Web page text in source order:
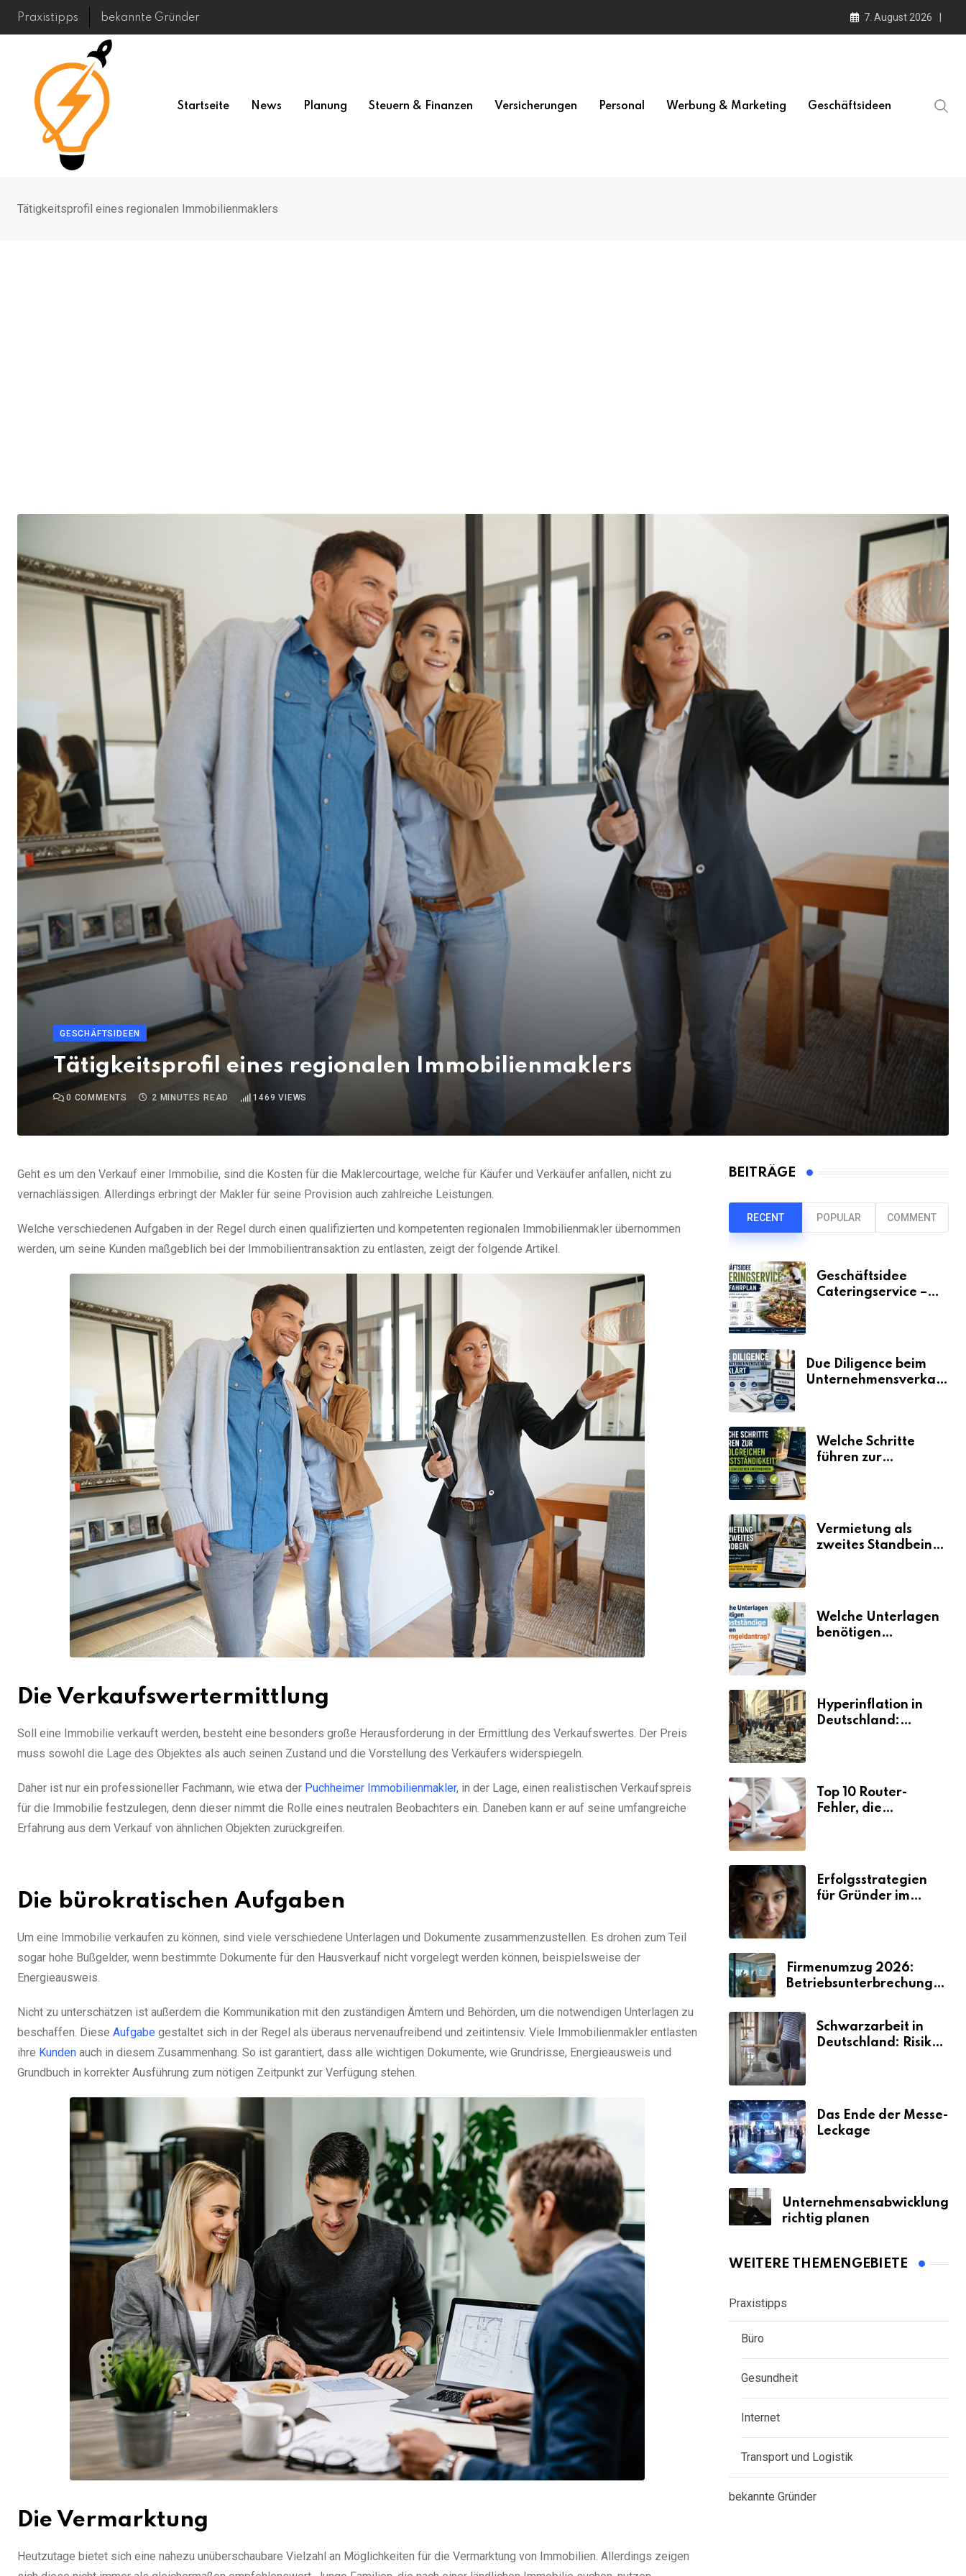
Skip
Praxistipps bekannte Gründer 7. August 2026
Startseite News Planung Steuern & Finanzen Versicherungen Personal Werbung & Marketing Geschäftsideen
Tätigkeitsprofil eines regionalen Immobilienmaklers
GESCHÄFTSIDEEN
Tätigkeitsprofil eines regionalen Immobilienmaklers
0 COMMENTS 2 MINUTES READ 1469 VIEWS
Geht es um den Verkauf einer Immobilie, sind die Kosten für die Maklercourtage, welche für Käufer und Verkäufer anfallen, nicht zu
vernachlässigen. Allerdings erbringt der Makler für seine Provision auch zahlreiche Leistungen.
Welche verschiedenen Aufgaben in der Regel durch einen qualifizierten und kompetenten regionalen Immobilienmakler übernommen
werden, um seine Kunden maßgeblich bei der Immobilientransaktion zu entlasten, zeigt der folgende Artikel.
Die Verkaufswertermittlung
Soll eine Immobilie verkauft werden, besteht eine besonders große Herausforderung in der Ermittlung des Verkaufswertes. Der Preis
muss sowohl die Lage des Objektes als auch seinen Zustand und die Vorstellung des Verkäufers widerspiegeln.
Daher ist nur ein professioneller Fachmann, wie etwa der Puchheimer Immobilienmakler, in der Lage, einen realistischen Verkaufspreis
für die Immobilie festzulegen, denn dieser nimmt die Rolle eines neutralen Beobachters ein. Daneben kann er auf seine umfangreiche
Erfahrung aus dem Verkauf von ähnlichen Objekten zurückgreifen.
Die bürokratischen Aufgaben
Um eine Immobilie verkaufen zu können, sind viele verschiedene Unterlagen und Dokumente zusammenzustellen. Es drohen zum Teil
sogar hohe Bußgelder, wenn bestimmte Dokumente für den Hausverkauf nicht vorgelegt werden können, beispielsweise der
Energieausweis.
Nicht zu unterschätzen ist außerdem die Kommunikation mit den zuständigen Ämtern und Behörden, um die notwendigen Unterlagen zu
beschaffen. Diese Aufgabe gestaltet sich in der Regel als überaus nervenaufreibend und zeitintensiv. Viele Immobilienmakler entlasten
ihre Kunden auch in diesem Zusammenhang. So ist garantiert, dass alle wichtigen Dokumente, wie Grundrisse, Energieausweis und
Grundbuch in korrekter Ausführung zum nötigen Zeitpunkt zur Verfügung stehen.
Die Vermarktung
Heutzutage bietet sich eine nahezu unüberschaubare Vielzahl an Möglichkeiten für die Vermarktung von Immobilien. Allerdings zeigen
BEITRÄGE
RECENT POPULAR COMMENT
Geschäftsidee
Cateringservice –
Due Diligence beim
Unternehmensverkauf
Welche Schritte
führen zur
Vermietung als
zweites Standbein:
Umsätze machen
Welche Unterlagen
benötigen
Hyperinflation in
Deutschland:
Top 10 Router-
Fehler, die
Erfolgsstrategien
für Gründer im
Firmenumzug 2026:
Betriebsunterbrechungen
Schwarzarbeit in
Deutschland: Risiken
Das Ende der Messe-
Leckage
Unternehmensabwicklung
richtig planen
WEITERE THEMENGEBIETE
Praxistipps
Büro
Gesundheit
Internet
Transport und Logistik
bekannte Gründer